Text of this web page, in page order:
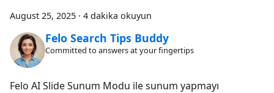
August 25, 2025 · 4 dakika okuyun
Felo Search Tips Buddy
Committed to answers at your fingertips
Felo AI Slide Sunum Modu ile sunum yapmayı